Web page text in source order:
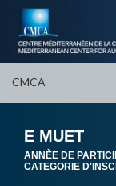
CMCA
E MUET
ANNÈE DE
CATEGORIE